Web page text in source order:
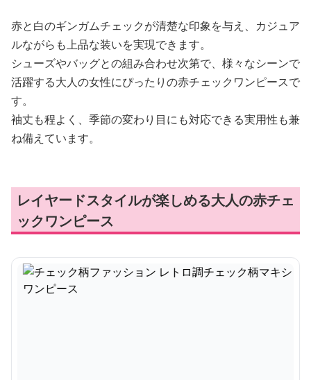
赤と白のギンガムチェックが清楚な印象を与え、カジュア
ルながらも上品な装いを実現できます。
シューズやバッグとの組み合わせ次第で、様々なシーンで
活躍する大人の女性にぴったりの赤チェックワンピースで
す。
袖丈も程よく、季節の変わり目にも対応できる実用性も兼
ね備えています。
レイヤードスタイルが楽しめる大人の赤チェ
ックワンピース